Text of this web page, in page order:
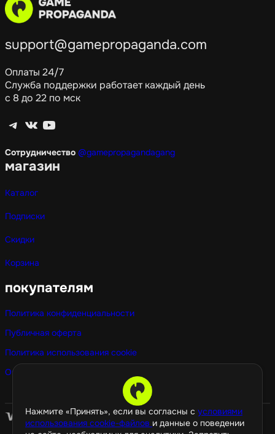
Нажмите «Принять», если вы согласны с условиями
использования cookie-файлов и данные о поведении
support@gamepropaganda.com
Оплаты 24/7
Служба поддержки работает каждый день
с 8 до 22 по мск
Telegram ВКонтакте YouTube
Сотрудничество @gamepropagandagang
магазин
Каталог
Подписки
Скидки
Корзина
покупателям
Политика конфиденциальности
Публичная оферта
Политика использования cookie
Оптовые покупки